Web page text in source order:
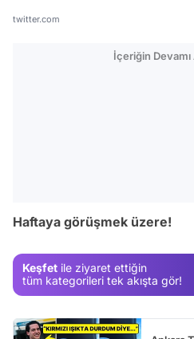
twitter.com
İçeriğin Devamı
Haftaya görüşmek üzere!
Keşfet ile ziyaret ettiğin
tüm kategorileri tek akışta gör!